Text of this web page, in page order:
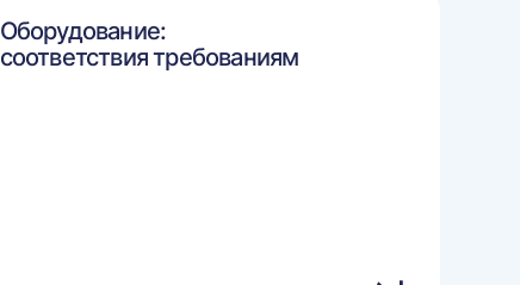
Оборудование:
соответствия требованиям